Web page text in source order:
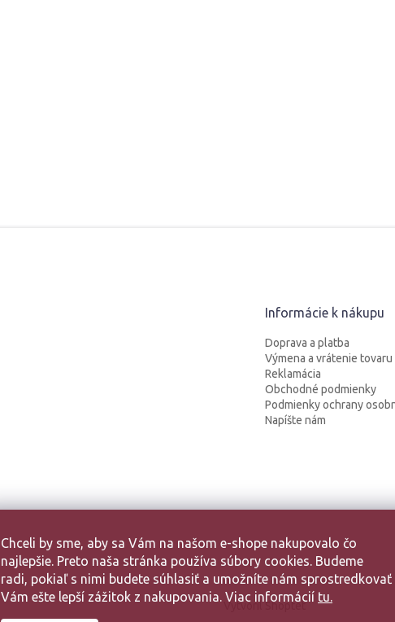
Chceli by sme, aby sa Vám na našom e-shope nakupovalo čo
najlepšie. Preto naša stránka používa súbory cookies. Budeme
radi, pokiaľ s nimi budete súhlasiť a umožníte nám sprostredkovať
Vám ešte lepší zážitok z nakupovania. Viac informácií tu.
Informácie k nákupu
Doprava a platba
Výmena a vrátenie tovaru
Reklamácia
Obchodné podmienky
Podmienky ochrany
Napíšte nám
Vytvoril Shoptet